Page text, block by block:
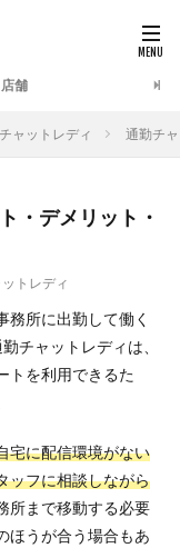
舗
ャットレディ 通勤チ
・デメリット・
トレディ
務所に出勤して働く
チャットレディは、
トを利用できるた
宅に配信環境がない
ッフに相談しながら
所まで移動する必要
ほうが合う場合もあ